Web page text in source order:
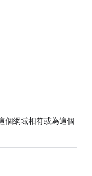
個網域相符或為這個